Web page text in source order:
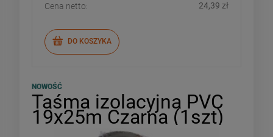
Cena netto: 24,39 zł
DO KOSZYKA
Taśma izolacyjna PVC
19x25m Czarna (1szt)
NOWOŚĆ